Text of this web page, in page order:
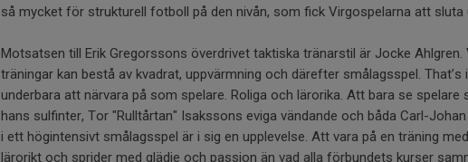
så mycket för strukturell fotboll på den nivån, som fick Virgospelarna att sluta
Motsatsen till Erik Gregorssons överdrivet taktiska tränarstil är Jocke
träningar kan bestå av kvadrat, uppvärmning och därefter smålagsspel.
underbara att närvara på som spelare. Roliga och lärorika. Att bara se
hans sulfinter, Tor "Rulltårtan" Isakssons eviga vändande och båda Carl-
i ett högintensivt smålagsspel är i sig en upplevelse. Att vara på en träning
lärorikt och sprider med glädje och passion än vad alla förbundets kurser